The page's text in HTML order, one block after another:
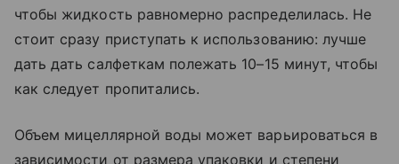
чтобы жидкость равномерно распределилась. Не
стоит сразу приступать к использованию: лучше
дать дать салфеткам полежать 10–15 минут, чтобы
как следует пропитались.
Объем мицеллярной воды может варьироваться в
зависимости от размера упаковки и степени